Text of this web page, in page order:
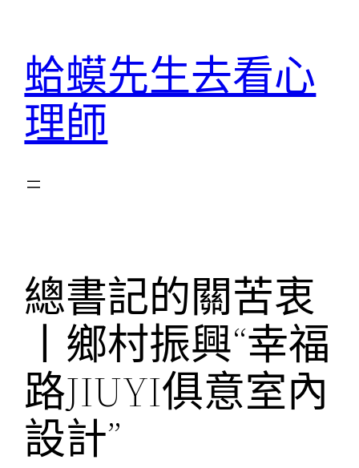
蛤蟆先生去看心
理師
總書記的關苦衷
丨鄉村振興“幸福
路JIUYI俱意室內
設計”